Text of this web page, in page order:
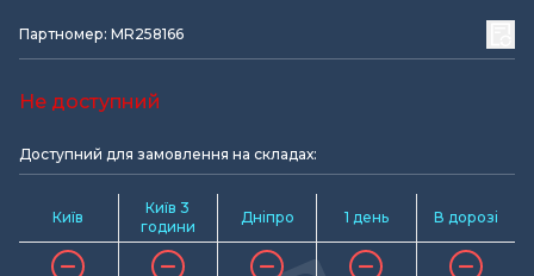
Партномер: MR258166
Не доступний
Доступний для замовлення на складах:
Київ
Київ 3
години
Дніпро 1 день В дорозі